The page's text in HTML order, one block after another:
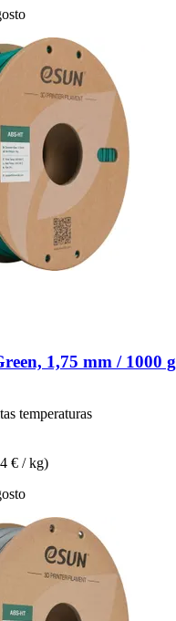
1,75 mm / 1000 g
temperaturas
€ / kg)